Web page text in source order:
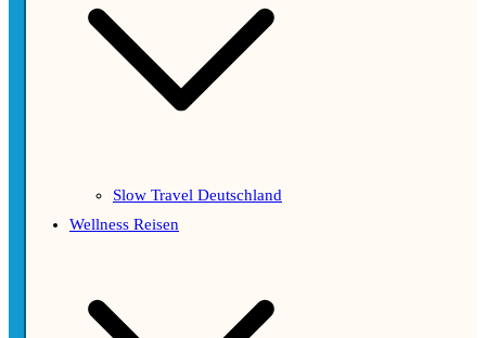
Slow Travel Deutschland
Wellness Reisen